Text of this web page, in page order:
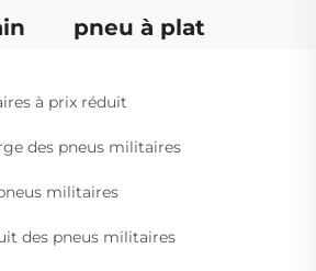
pneu à plat
à prix réduit
des pneus militaires
militaires
des pneus militaires